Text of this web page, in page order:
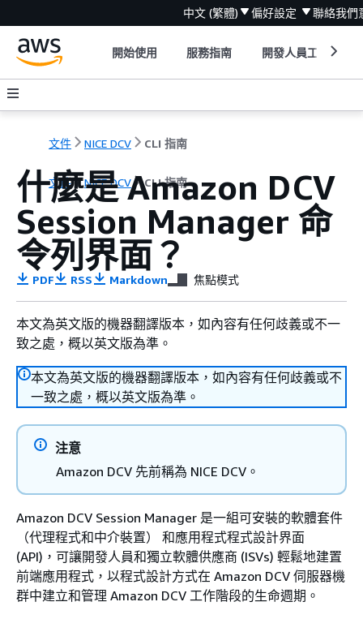
中文 (繁體) 偏好設定 聯絡我們
開始使用 服務指南 開發人員工具
文件 NICE DCV CLI 指南
文件 NICE DCV CLI 指南
什麼是 Amazon DCV
Session Manager 命
令列界面？
PDF RSS Markdown 焦點模式
本文為英文版的機器翻譯版本，如內容有任何歧義或不一
致之處，概以英文版為準。
本文為英文版的機器翻譯版本，如內容有任何歧義或不
一致之處，概以英文版為準。
注意
Amazon DCV 先前稱為 NICE DCV。
Amazon DCV Session Manager 是一組可安裝的軟體套件
（代理程式和中介裝置） 和應用程式程式設計界面
(API)，可讓開發人員和獨立軟體供應商 (ISVs) 輕鬆地建置
前端應用程式，以程式設計方式在 Amazon DCV 伺服器機
群中建立和管理 Amazon DCV 工作階段的生命週期。